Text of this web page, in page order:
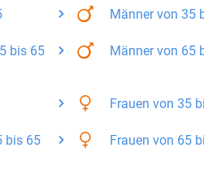
Männervon 35
bis 65 Männervon 65
Frauen von 35
bis 65 Frauen von 65